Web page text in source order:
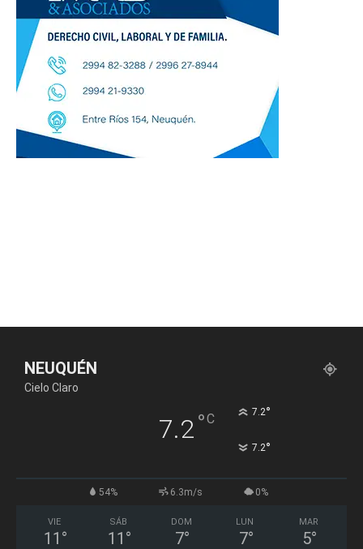
NEUQUÉN
Cielo Claro
7.2°C 7.2°
7.2°
54% 6.3m/s 0%
VIE
11 °
SÁB
11 °
DOM
7°
LUN
7°
MAR
5°